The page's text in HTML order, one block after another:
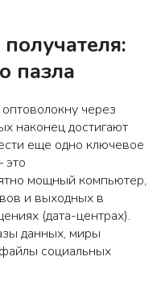
пазла
через
наконец достигают
еще одно ключевое
мощный компьютер,
и выходных в
(дата-центрах).
данных, миры
социальных